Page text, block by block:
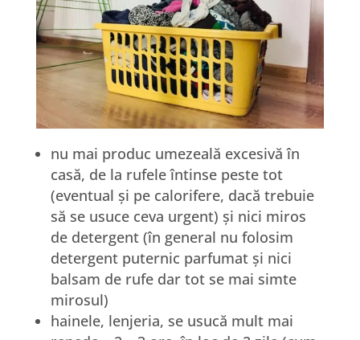
nu mai produc umezeală excesivă în
casă, de la rufele întinse peste tot
(eventual și pe calorifere, dacă trebuie
să se usuce ceva urgent) și nici miros
de detergent (în general nu folosim
detergent puternic parfumat și nici
balsam de rufe dar tot se mai simte
mirosul)
hainele, lenjeria, se usucă mult mai